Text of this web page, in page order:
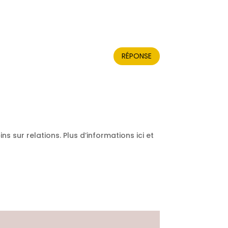
RÉPONSE
sur relations. Plus d’informations ici et